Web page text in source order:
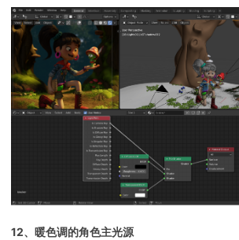
12、暖色调的角色主光源